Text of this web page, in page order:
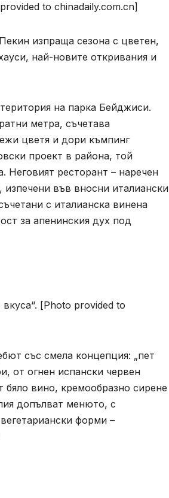
to chinadaily.com.cn]
изпраща сезона с цветен,
най-новите откривания и
на парка Бейджиси.
метра, съчетава
цветя и дори къмпинг
проект в района, той
Неговият ресторант – наречен
във вносни италиански
с италианска винена
за апенинския дух под
[Photo provided to
със смела концепция: „пет
от огнен испански червен
вино, кремообразно сирене
допълват менюто, с
форми –